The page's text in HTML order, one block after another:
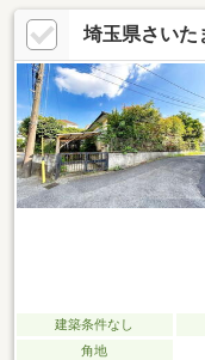
おります。
埼玉県さいた
建築条件なし
角地